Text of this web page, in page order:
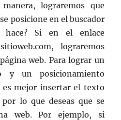
lograremos que
posicione en el buscador
hace? Si en el enlace
lograremos
web. Para lograr un
y un posicionamiento
es mejor insertar el texto
lo que deseas que se
web. Por ejemplo, si